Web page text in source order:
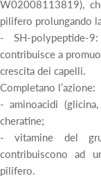
W02008113819),
pilifero prolungando
- SH-polypeptide-
contribuisce a
crescita dei capelli.
Completano l’azione:
- aminoacidi
cheratine;
- vitamine del
contribuiscono ad
pilifero.